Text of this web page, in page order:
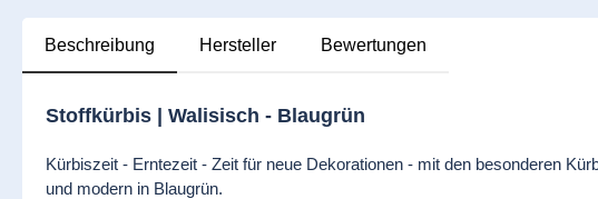
Beschreibung Hersteller Bewertungen
Stoffkürbis | Walisisch - Blaugrün
Kürbiszeit - Erntezeit - Zeit für neue Dekorationen - mit den besonderen
und modern in Blaugrün.